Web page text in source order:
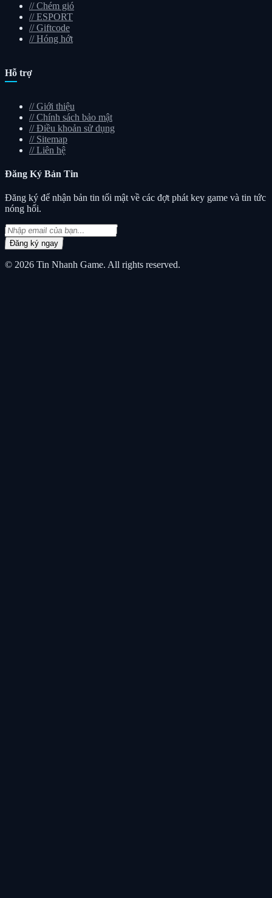
// Chém gió
// ESPORT
// Giftcode
// Hóng hớt
Hỗ trợ
// Giới thiệu
// Chính sách bảo mật
// Điều khoản sử dụng
// Sitemap
// Liên hệ
Đăng Ký Bản Tin
Đăng ký để nhận bản tin tối mật về các đợt phát key game và tin tức
nóng hổi.
Đăng ký ngay
© 2026 Tin Nhanh Game. All rights reserved.